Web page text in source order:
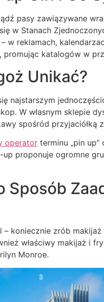
pasy zawiązywane
w Stanach
reklamach,
katalogów w
Unikać?
najstarszym
W własnym sklepie
spośród przyjaciółką
operator terminu „pin
proponuje ogromne
Sposób
koniecznie zrób
właściwy makijaż i
Monroe.